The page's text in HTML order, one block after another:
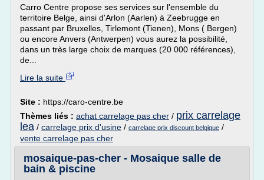
Carro Centre propose ses services sur l'ensemble du
territoire Belge, ainsi d'Arlon (Aarlen) à Zeebrugge en
passant par Bruxelles, Tirlemont (Tienen), Mons ( Bergen)
ou encore Anvers (Antwerpen) vous aurez la possibilité,
dans un très large choix de marques (20 000 références),
de...
Lire la suite
Site : https://caro-centre.be
Thèmes liés : achat carrelage pas cher / prix carrelage
lea / carrelage prix d'usine / carrelage prix discount belgique /
vente carrelage pas cher
mosaique-pas-cher - Mosaique salle de
bain & piscine